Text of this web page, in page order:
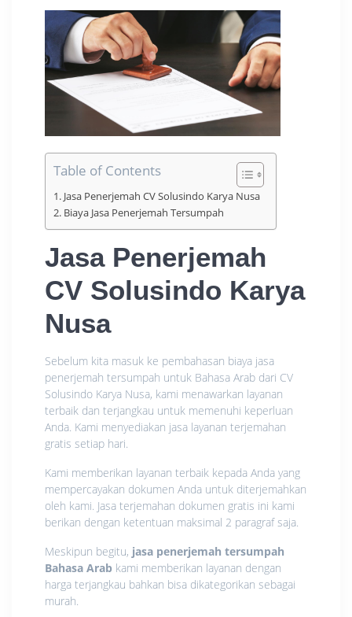
Table of Contents
Jasa Penerjemah CV Solusindo Karya Nusa
Biaya Jasa Penerjemah Tersumpah
Jasa Penerjemah
CV Solusindo Karya
Nusa
Sebelum kita masuk ke pembahasan biaya jasa
penerjemah tersumpah untuk Bahasa Arab dari CV
Solusindo Karya Nusa, kami menawarkan layanan
terbaik dan terjangkau untuk memenuhi keperluan
Anda. Kami menyediakan jasa layanan terjemahan
gratis setiap hari.
Kami memberikan layanan terbaik kepada Anda yang
mempercayakan dokumen Anda untuk diterjemahkan
oleh kami. Jasa terjemahan dokumen gratis ini kami
berikan dengan ketentuan maksimal 2 paragraf saja.
Meskipun begitu, jasa penerjemah tersumpah
Bahasa Arab kami memberikan layanan dengan
harga terjangkau bahkan bisa dikategorikan sebagai
murah.